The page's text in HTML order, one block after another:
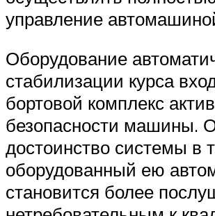
управление
Оборудование
стабилизации курса
бортовой комплекс
безопасности машины.
достоинство системы в
оборудованный ею
становится более